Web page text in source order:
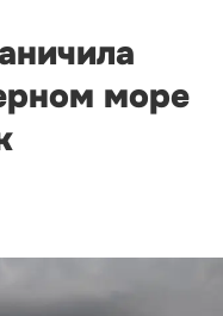
море